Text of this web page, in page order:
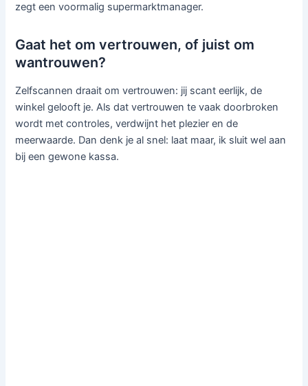
zegt een voormalig supermarktmanager.
Gaat het om vertrouwen, of juist om
wantrouwen?
Zelfscannen draait om vertrouwen: jij scant eerlijk, de
winkel gelooft je. Als dat vertrouwen te vaak doorbroken
wordt met controles, verdwijnt het plezier en de
meerwaarde. Dan denk je al snel: laat maar, ik sluit wel aan
bij een gewone kassa.